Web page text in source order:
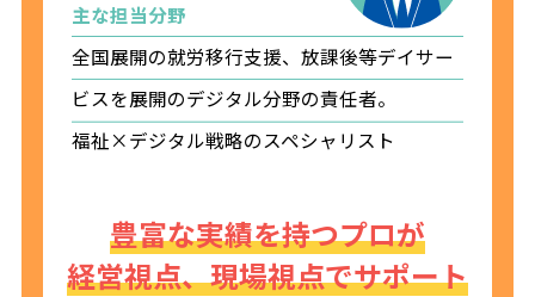
主な担当分野
全国展開の就労移行支援、放課後等デイサー
ビスを展開のデジタル分野の責任者。
福祉×デジタル戦略のスペシャリスト
豊富な実績を持つプロが
経営視点、現場視点でサポート